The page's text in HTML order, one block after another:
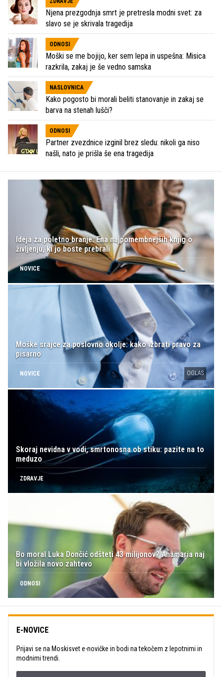
Njena prezgodnja smrt je pretresla modni svet: za
slavo se je skrivala tragedija
ODNOSI
Moški se me bojijo, ker sem lepa in uspešna: Misica
razkrila, zakaj je še vedno samska
NASLOVNICA
Kako pogosto bi morali beliti stanovanje in zakaj se
barva na stenah lušči?
ODNOSI
Partner zvezdnice izginil brez sledu: nikoli ga niso
našli, nato je prišla še ena tragedija
Ideja za poletno branje: Ena najpomembnejših knjig o
življenju, ki jo boste prebrali
NOVICE
Moške srajce za poslovno okolje: kako izbrati pravo za
pisarno
NOVICE OGLAS
Skoraj nevidna v vodi, smrtonosna ob stiku: pazite na to
meduzo
ZDRAVJE
Bo moral Luka Dončić odšteti 43 milijonov? Anamaria naj
bi vložila novo zahtevo
ODNOSI
E-NOVICE
Prijavi se na Moskisvet e-novičke in bodi na tekočem z lepotnimi in
modnimi trendi.